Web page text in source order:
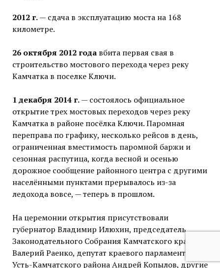
2012 г.— сдача в эксплуатацию моста на 168
километре.
26 октября 2012 годавбита первая свая в
строительство мостового перехода через реку
Камчатка в поселке Ключи.
1 декабря 2014 г.— состоялось официальное
открытие трех мостовых переходов через реку
Камчатка в районе посёлка Ключи. Паромная
переправа по графику, несколько рейсов в день,
ограниченная вместимость паромной баржи и
сезонная распутица, когда весной и осенью
дорожное сообщение районного центра с другими
населёнными пунктами прерывалось из-за
ледохода вовсе, — теперь в прошлом.
На церемонии открытия присутствовали
губернатор Владимир Илюхин, председатель
Законодательного Собрания Камчатского края
Валерий Раенко, депутат краевого парламента от
Усть-Камчатского района Андрей Копылов, другие